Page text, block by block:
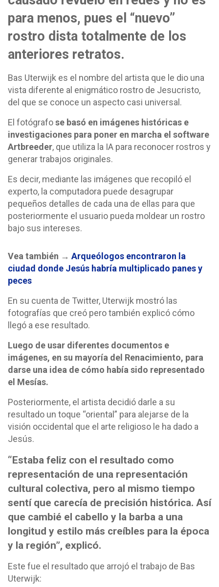
para menos, pues el “nuevo”
rostro dista totalmente de los
anteriores retratos.
Bas Uterwijk es el nombre del artista que le dio una
vista diferente al enigmático rostro de Jesucristo,
del que se conoce un aspecto casi universal.
El fotógrafose basó en imágenes históricas e
investigaciones para poner en marcha el software
Artbreeder, que utiliza la IA para reconocer rostros y
generar trabajos originales.
Es decir, mediante las imágenes que recopiló el
experto, la computadora puede desagrupar
pequeños detalles de cada una de ellas para que
posteriormente el usuario pueda moldear un rostro
bajo sus intereses.
Vea también → Arqueólogos encontraron la
ciudad donde Jesús habría multiplicado panes y
peces
En su cuenta de Twitter, Uterwijk mostró las
fotografías que creó pero también explicó cómo
llegó a ese resultado.
Luego de usar diferentes documentos e
imágenes, en su mayoría del Renacimiento, para
darse una idea de cómo había sido representado
el Mesías.
Posteriormente, el artista decidió darle a su
resultado un toque “oriental” para alejarse de la
visión occidental que el arte religioso le ha dado a
Jesús.
“Estaba feliz con el resultado como
representación de una representación
cultural colectiva, pero al mismo tiempo
sentí que carecía de precisión histórica. Así
que cambié el cabello y la barba a una
longitud y estilo más creíbles para la época
y la región”, explicó.
Este fue el resultado que arrojó el trabajo de Bas
Uterwijk: